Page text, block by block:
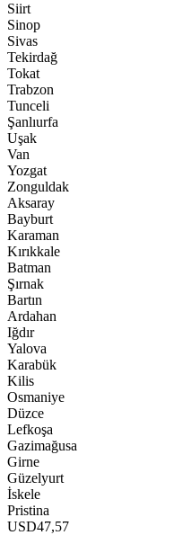
Siirt
Sinop
Sivas
Tekirdağ
Tokat
Trabzon
Tunceli
Şanlıurfa
Uşak
Van
Yozgat
Zonguldak
Aksaray
Bayburt
Karaman
Kırıkkale
Batman
Şırnak
Bartın
Ardahan
Iğdır
Yalova
Karabük
Kilis
Osmaniye
Düzce
Lefkoşa
Gazimağusa
Girne
Güzelyurt
İskele
Pristina
USD47,57